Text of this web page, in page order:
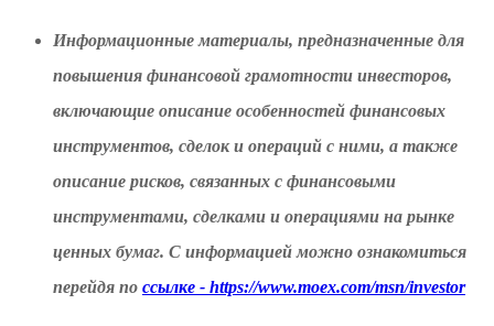
Информационные материалы, предназначенные для
повышения финансовой грамотности инвесторов,
включающие описание особенностей финансовых
инструментов, сделок и операций с ними, а также
описание рисков, связанных с финансовыми
инструментами, сделками и операциями на рынке
ценных бумаг. С информацией можно ознакомиться
перейдя по ссылке - https://www.moex.com/msn/investor